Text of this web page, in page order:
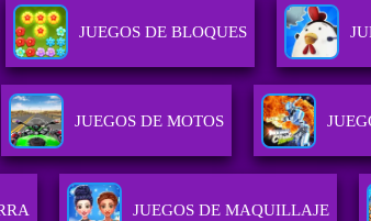
JUEGOS DE BLOQUES
JUEGOS DE MOTOS
JUEGOS DE MAQUILLAJE